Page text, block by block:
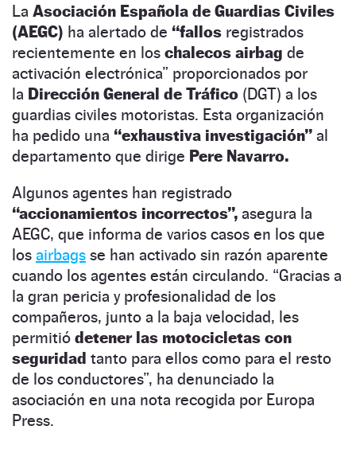
La Asociación Española de Guardias Civiles
(AEGC) ha alertado de “fallos registrados
recientemente en los chalecos airbag de
activación electrónica” proporcionados por
la Dirección General de Tráfico (DGT) a los
guardias civiles motoristas. Esta organización
ha pedido una “exhaustiva investigación” al
departamento que dirige Pere Navarro.
Algunos agentes han registrado
“accionamientos incorrectos”, asegura la
AEGC, que informa de varios casos en los que
los airbags se han activado sin razón aparente
cuando los agentes están circulando. “Gracias a
la gran pericia y profesionalidad de los
compañeros, junto a la baja velocidad, les
permitió detener las motocicletas con
seguridad tanto para ellos como para el resto
de los conductores”, ha denunciado la
asociación en una nota recogida por Europa
Press.